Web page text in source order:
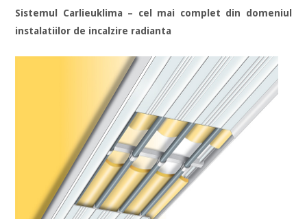
Sistemul Carlieuklima – cel mai complet din domeniul
instalatiilor de incalzire radianta